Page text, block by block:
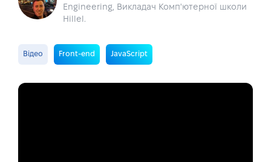
Engineering, Викладач Комп'ютерної школи
Hillel.
Відео Front-end JavaScript